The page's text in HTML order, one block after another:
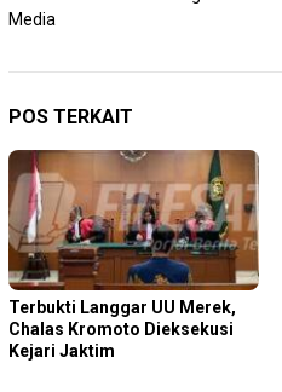
Media
POS TERKAIT
Terbukti Langgar UU Merek,
Chalas Kromoto Dieksekusi
Kejari Jaktim